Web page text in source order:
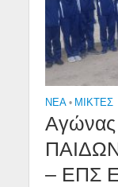
NEA • ΜΙΚΤΕΣ
– ΕΠΣ